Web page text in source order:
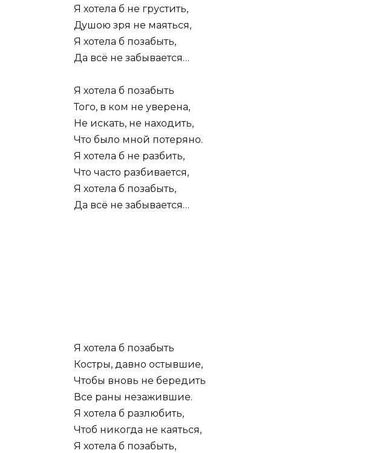
Я хотела б не грустить,
Душою зря не маяться,
Я хотела б позабыть,
Да всё не забывается…
Я хотела б позабыть
Того, в ком не уверена,
Не искать, не находить,
Что было мной потеряно.
Я хотела б не разбить,
Что часто разбивается,
Я хотела б позабыть,
Да всё не забывается…
Я хотела б позабыть
Костры, давно остывшие,
Чтобы вновь не бередить
Все раны незажившие.
Я хотела б разлюбить,
Чтоб никогда не каяться,
Я хотела б позабыть,